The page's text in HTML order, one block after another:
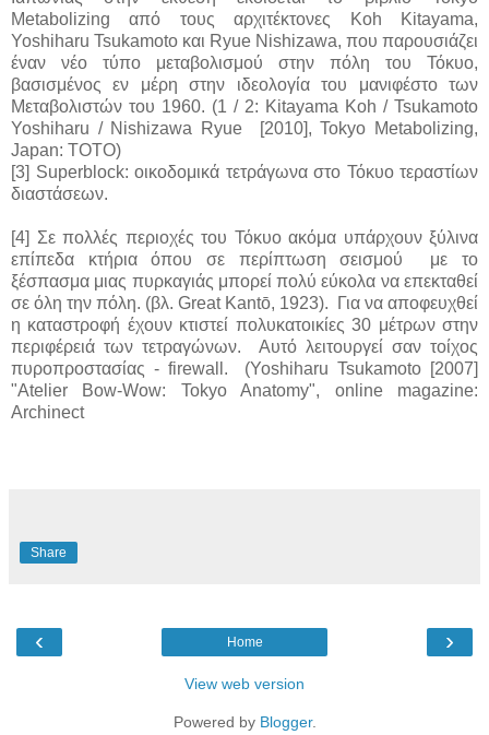
Metabolizing από τους αρχιτέκτονες Koh Kitayama,
Yoshiharu Tsukamoto και Ryue Nishizawa, που παρουσιάζει
έναν νέο τύπο μεταβολισμού στην πόλη του Τόκυο,
βασισμένος εν μέρη στην ιδεολογία του μανιφέστο των
Μεταβολιστών του 1960. (1 / 2: Kitayama Koh / Tsukamoto
Yoshiharu / Nishizawa Ryue [2010], Tokyo Metabolizing,
Japan: ΤΟΤΟ)
[3] Superblock: οικοδομικά τετράγωνα στο Τόκυο τεραστίων
διαστάσεων.
[4] Σε πολλές περιοχές του Τόκυο ακόμα υπάρχουν ξύλινα
επίπεδα κτήρια όπου σε περίπτωση σεισμού με το
ξέσπασμα μιας πυρκαγιάς μπορεί πολύ εύκολα να επεκταθεί
σε όλη την πόλη. (βλ. Great Kantō, 1923). Για να αποφευχθεί
η καταστροφή έχουν κτιστεί πολυκατοικίες 30 μέτρων στην
περιφέρειά των τετραγώνων. Αυτό λειτουργεί σαν τοίχος
πυροπροστασίας - firewall. (Yoshiharu Tsukamoto [2007]
"Atelier Bow-Wow: Tokyo Anatomy", online magazine:
Archinect
Share
‹ ›
Home
View web version
Powered by Blogger.